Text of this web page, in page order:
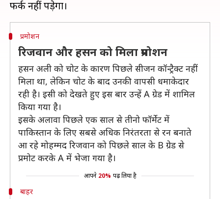
प्रमोशन
रिजवान और हसन को मिला प्रमोशन
हसन अली को चोट के कारण पिछले सीजन कॉन्ट्रैक्ट नहीं
मिला था, लेकिन चोट के बाद उनकी वापसी धमाकेदार
रही है। इसी को देखते हुए इस बार उन्हें A ग्रेड में शामिल
किया गया है।
इसके अलावा पिछले एक साल से तीनो फॉर्मेट में
पाकिस्तान के लिए सबसे अधिक निरंतरता से रन बनाते
आ रहे मोहम्मद रिजवान को पिछले साल के B ग्रेड से
प्रमोट करके A में भेजा गया है।
आपने 20% पढ़ लिया है
बाहर